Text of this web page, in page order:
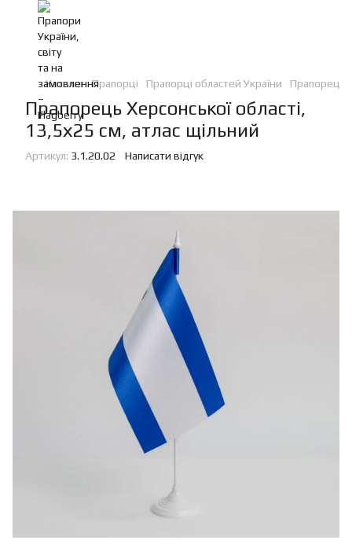
Каталог Прапорці Прапорці областей України Прапорець
Прапорець Херсонської області,
13,5х25 см, атлас щільний
Артикул: 3.1.20.02 Написати відгук